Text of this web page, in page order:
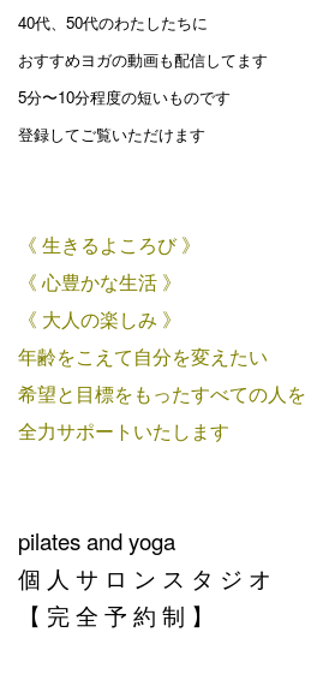
40代、50代のわたしたちに
おすすめヨガの動画も配信してます
5分〜10分程度の短いものです
登録してご覧いただけます
《 生きるよころび 》
《 心豊かな生活 》
《 大人の楽しみ 》
年齢をこえて自分を変えたい
希望と目標をもったすべての人を
全力サポートいたします
pilates and yoga
個 人 サ ロ ン ス タ ジ オ
【 完 全 予 約 制 】